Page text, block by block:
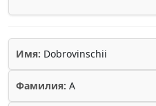
Имя: Dobrovinschii
Фамилия: A